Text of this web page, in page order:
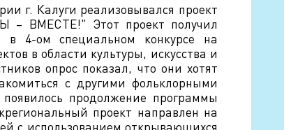
г. Калуги реализовывался проект
– ВМЕСТЕ!" Этот проект получил
в 4-ом специальном конкурсе на
в области культуры, искусства и
опрос показал, что они хотят
с другими фольклорными
продолжение программы
проект направлен на
с использованием открывающихся